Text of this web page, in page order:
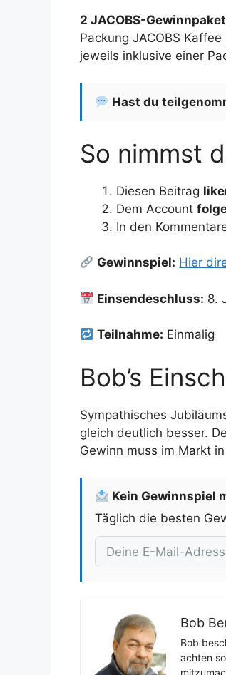
2 JACOBS-
Packung JACOBS
jeweils inklusive einer
Hast du
So nimmst
Diesen Beitrag
Dem Account
In den
Gewinnspiel: Hier
Einsendeschluss: 8.
Teilnahme: Einmalig
Bob’s
Sympathisches
gleich deutlich besser.
Gewinn muss im Markt
Kein Gewinnspiel
Täglich die besten
Bob
Bob
achten